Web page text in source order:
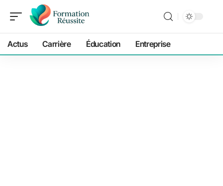
Actus Carrière Éducation Entreprise